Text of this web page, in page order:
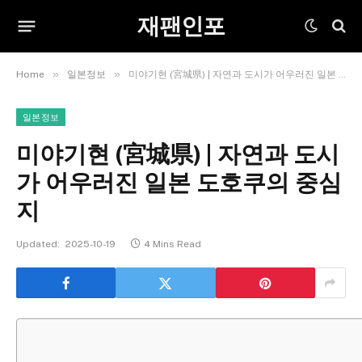
재팬인포
Home » 일본정보 » 미야기현 (宮城県) | 자연과 도시가 어우러진 일본 도호쿠의 중심지
일본정보
미야기현 (宮城県) | 자연과 도시
가 어우러진 일본 도호쿠의 중심
지
Updated: 2025-10-19 4 Mins Read